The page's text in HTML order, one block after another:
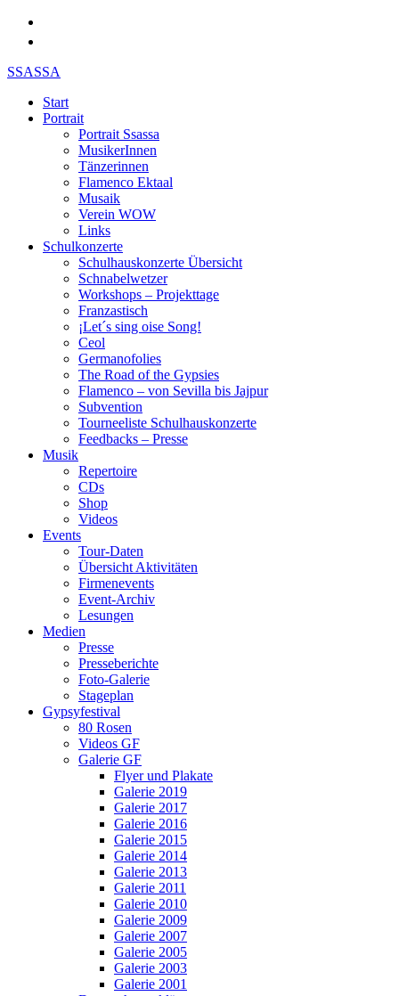
SSASSA
Start
Portrait
Portrait Ssassa
MusikerInnen
Tänzerinnen
Flamenco Ektaal
Musaik
Verein WOW
Links
Schulkonzerte
Schulhauskonzerte Übersicht
Schnabelwetzer
Workshops – Projekttage
Franzastisch
¡Let´s sing oise Song!
Ceol
Germanofolies
The Road of the Gypsies
Flamenco – von Sevilla bis Jajpur
Subvention
Tourneeliste Schulhauskonzerte
Feedbacks – Presse
Musik
Repertoire
CDs
Shop
Videos
Events
Tour-Daten
Übersicht Aktivitäten
Firmenevents
Event-Archiv
Lesungen
Medien
Presse
Presseberichte
Foto-Galerie
Stageplan
Gypsyfestival
80 Rosen
Videos GF
Galerie GF
Flyer und Plakate
Galerie 2019
Galerie 2017
Galerie 2016
Galerie 2015
Galerie 2014
Galerie 2013
Galerie 2011
Galerie 2010
Galerie 2009
Galerie 2007
Galerie 2005
Galerie 2003
Galerie 2001